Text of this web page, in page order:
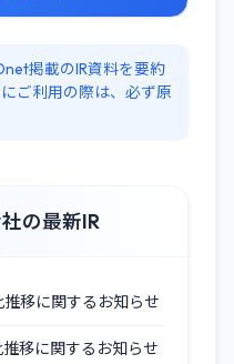
掲載のIR資料を要約
ご利用の際は、必ず原
の最新IR
移に関するお知らせ
移に関するお知らせ